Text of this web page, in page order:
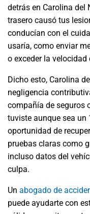
detrás en Carolina del
trasero causó tus
conducían con el
usaría, como enviar
o exceder la velocidad
Dicho esto, Carolina
negligencia
compañía de seguros
tuviste aunque sea un
oportunidad de
pruebas claras como
incluso datos del
culpa.
Un abogado de
puede ayudarte con